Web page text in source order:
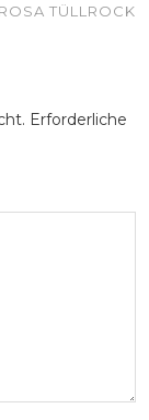
TÜLLROCK
Erforderliche